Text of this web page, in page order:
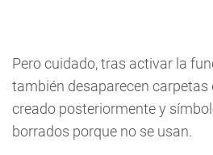
Pero cuidado, tras activar la
también desaparecen carpetas
creado posteriormente y
borrados porque no se usan.